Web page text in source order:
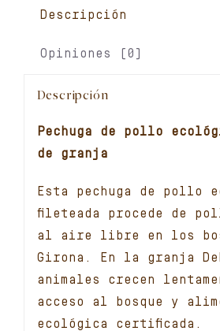
kg)
Descripción
Opiniones (0)
Descripción
Pechuga de pollo
de granja
Esta pechuga de pollo
fileteada procede de
al aire libre en los
Girona. En la granja
animales crecen
acceso al bosque y
ecológica certificada.